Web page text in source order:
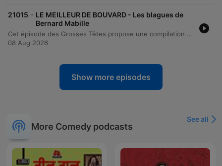
21015 - LE MEILLEUR DE BOUVARD - Les blagues de
Bernard Mabille
Cet épisode des Grosses Têtes propose une compilation de blagues courtes et de traits d'humour classiques. Le contenu alterne entre des dialogues absurdes impliquant des marchands d'animaux, des observations humoristiques lors d'un baptême de l'air, et un échange satirique entre un enfant et son père sur les notions de richesse et de pauvreté.
08 Aug 2026
Show more episodes
More Comedy podcasts
See all